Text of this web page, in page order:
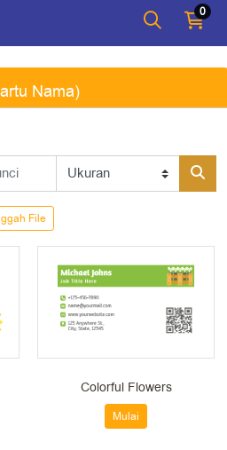
0
Nama)
File
Colorful Flowers
Mulai